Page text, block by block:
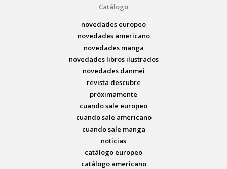
Catálogo
novedades europeo
novedades americano
novedades manga
novedades libros ilustrados
novedades danmei
revista descubre
próximamente
cuando sale europeo
cuando sale americano
cuando sale manga
noticias
catálogo europeo
catálogo americano